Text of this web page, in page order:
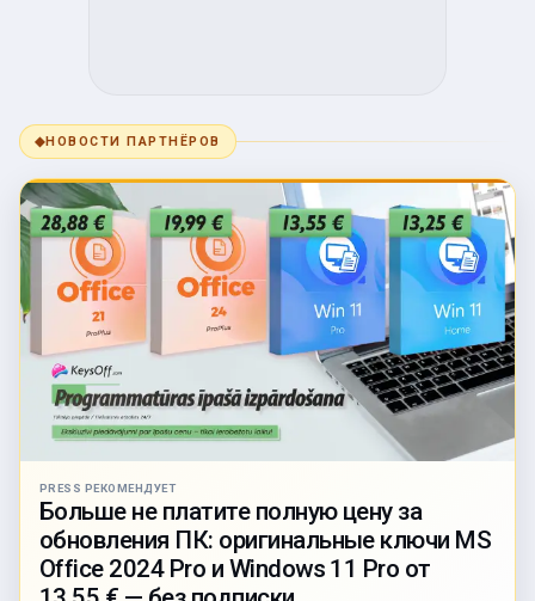
◆НОВОСТИ ПАРТНЁРОВ
PRESS РЕКОМЕНДУЕТ
Больше не платите полную цену за
обновления ПК: оригинальные ключи MS
Office 2024 Pro и Windows 11 Pro от